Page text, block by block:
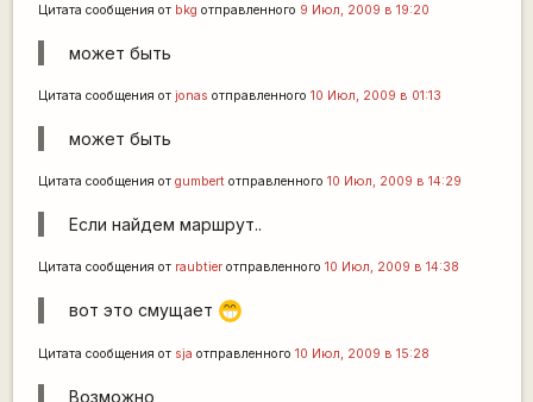
Цитата сообщения от bkg отправленного 9 Июл, 2009 в 19:20
может быть
Цитата сообщения от jonas отправленного 10 Июл, 2009 в 01:13
может быть
Цитата сообщения от gumbertотправленного 10 Июл, 2009 в 14:29
Если найдем маршрут..
Цитата сообщения от raubtierотправленного 10 Июл, 2009 в 14:38
вот это смущает ;D
Цитата сообщения от sja отправленного 10 Июл, 2009 в 15:28
Возможно